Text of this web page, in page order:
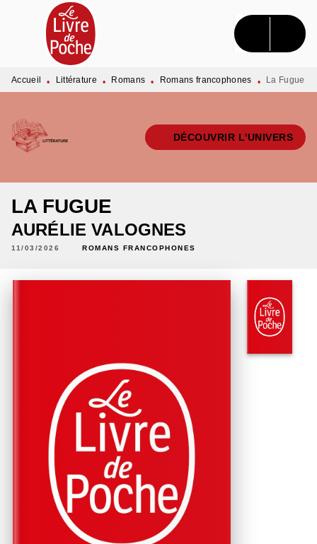
MENU RECHERCHE CONTENU
PIED DE PAGE
Accueil • Littérature • Romans • Romans francophones • La Fugue
DÉCOUVRIR L'UNIVERS
LA FUGUE
AURÉLIE VALOGNES
11/03/2026 ROMANS FRANCOPHONES